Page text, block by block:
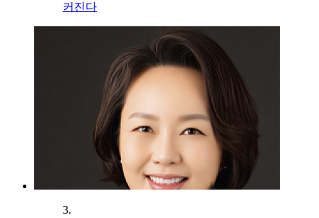
커진다
3.